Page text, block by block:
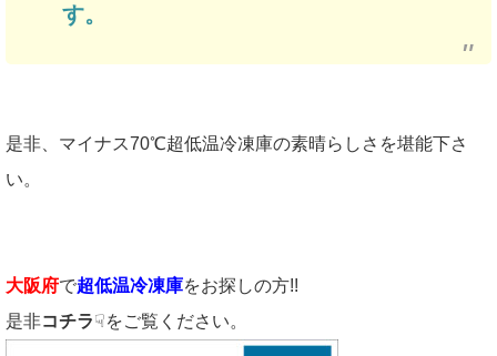
す。
是非、マイナス70℃超低温冷凍庫の素晴らしさを堪能下さ
い。
大阪府で超低温冷凍庫をお探しの方!!
是非コチラ☟をご覧ください。